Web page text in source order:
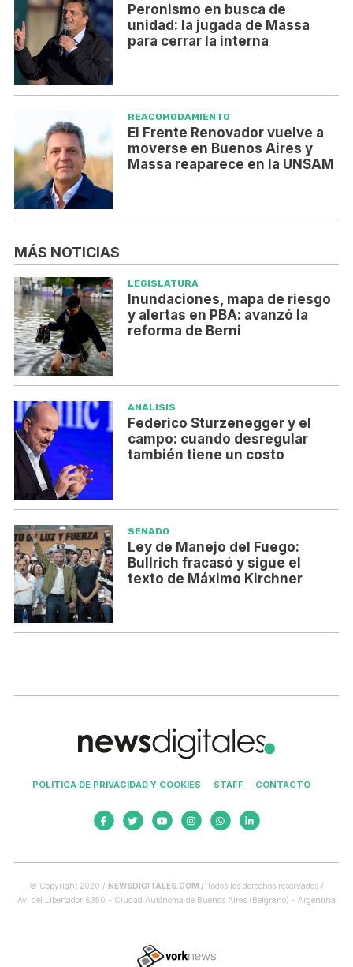
Peronismo en busca de
unidad: la jugada de Massa
para cerrar la interna
REACOMODAMIENTO
El Frente Renovador vuelve a
moverse en Buenos Aires y
Massa reaparece en la UNSAM
MÁS NOTICIAS
LEGISLATURA
Inundaciones, mapa de riesgo
y alertas en PBA: avanzó la
reforma de Berni
ANÁLISIS
Federico Sturzenegger y el
campo: cuando desregular
también tiene un costo
SENADO
Ley de Manejo del Fuego:
Bullrich fracasó y sigue el
texto de Máximo Kirchner
POLITICA DE PRIVACIDAD Y COOKIES STAFF CONTACTO
© Copyright 2020 / NEWSDIGITALES.COM / Todos los derechos reservados /
Av. del Libertador 6350 - Ciudad Autónoma de Buenos Aires (Belgrano) - Argentina